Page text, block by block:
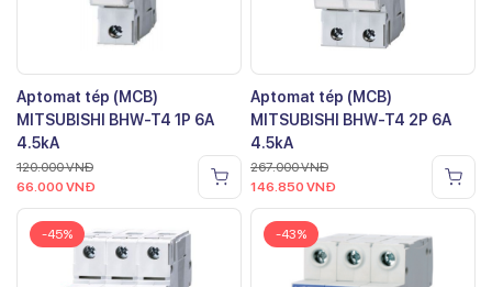
Aptomat tép (MCB)
MITSUBISHI BHW-T4 1P 6A
4.5kA
120.000VNĐ
66.000 VNĐ
Aptomat tép (MCB)
MITSUBISHI BHW-T4 2P 6A
4.5kA
267.000VNĐ
146.850 VNĐ
-45% -43%